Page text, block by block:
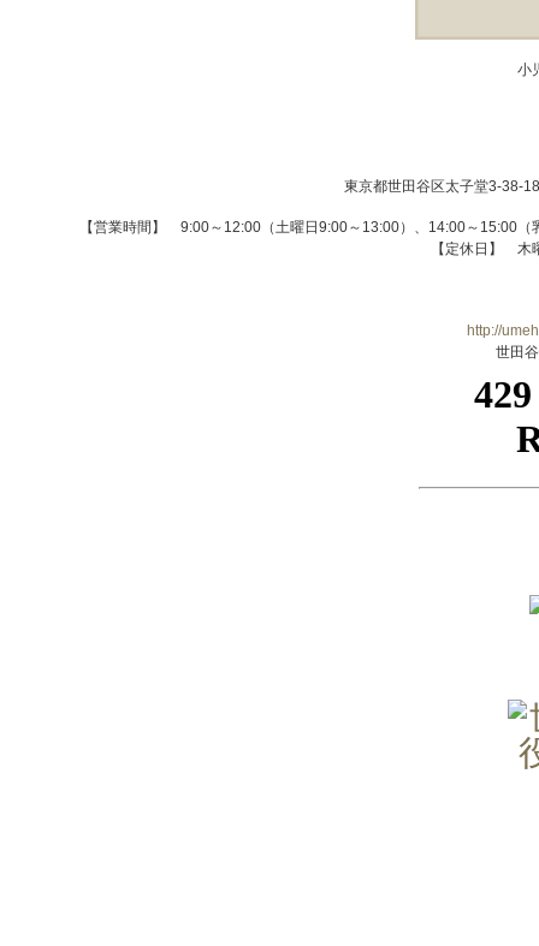
小
東京都世田谷区太子堂3-38-
【営業時間】 9:00～12:00（土曜日9:00～13:00）、14:00～15:00
【定休日】 木
http://
世田